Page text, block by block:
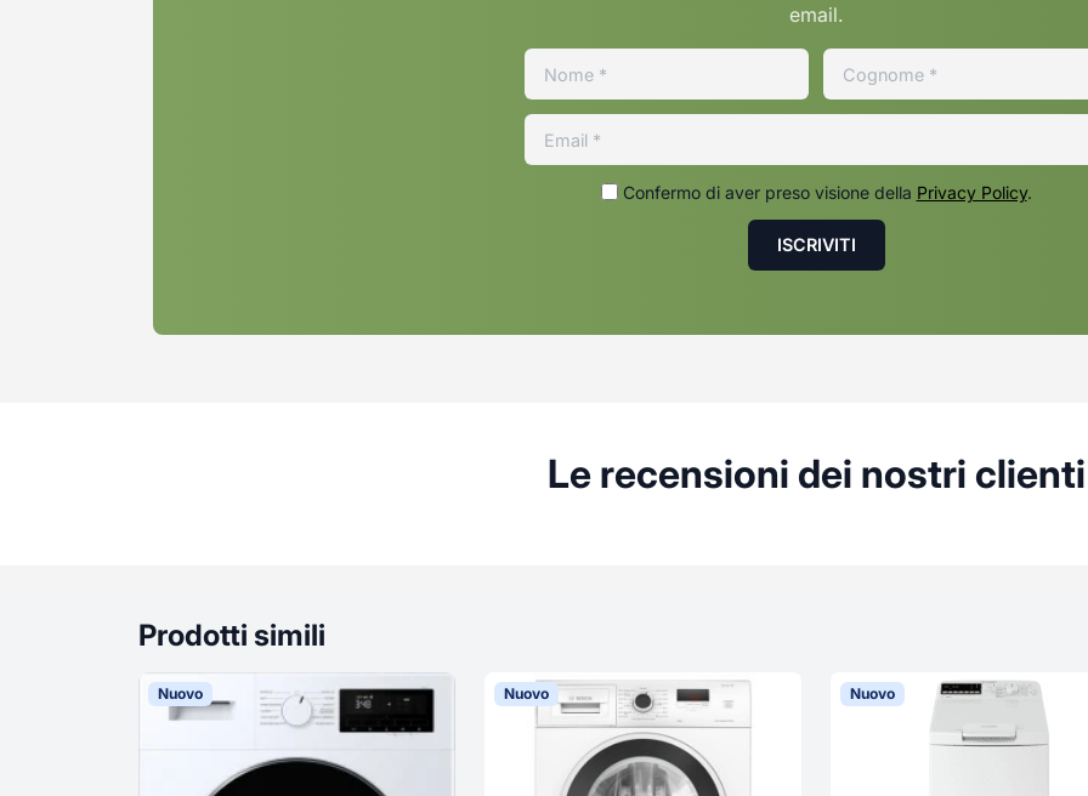
email.
Confermo di aver preso visione della Privacy Policy.
Le recensioni dei nostri clienti
Prodotti simili
Nuovo Nuovo Nuovo